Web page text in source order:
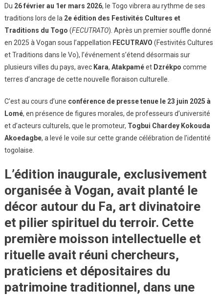
Du 26 février au 1er mars 2026, le Togo vibrera au rythme de ses
traditions lors de la 2e édition des Festivités Cultures et
Traditions du Togo (FECUTRATO). Après un premier souffle donné
en 2025 à Vogan sous l’appellation FECUTRAVO (Festivités Cultures
et Traditions dans le Vo), l’événement s’étend désormais sur
plusieurs villes du pays, avec Kara, Atakpaméet Dzrékpo comme
terres d’ancrage de cette nouvelle floraison culturelle.
C’est au cours d’une conférence de presse tenue le 23 juin 2025 à
Lomé, en présence de figures morales, de professeurs d’université
et d’acteurs culturels, que le promoteur, Togbui Chardey Kokouda
Akoedagbe, a levé le voile sur cette grande célébration de l’identité
togolaise.
L’édition inaugurale, exclusivement
organisée à Vogan, avait planté le
décor autour du Fa, art divinatoire
et pilier spirituel du terroir. Cette
première moisson intellectuelle et
rituelle avait réuni chercheurs,
praticiens et dépositaires du
patrimoine traditionnel, dans une